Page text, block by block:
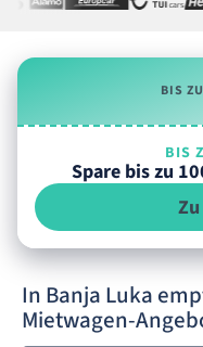
BIS ZU
BIS
Spare bis zu
In Banja Luka
Mietwagen-